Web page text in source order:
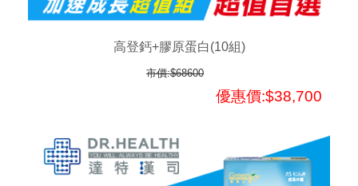
高登鈣+膠原蛋白(10組)
市價:$68600
優惠價:$38,700